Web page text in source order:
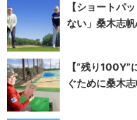
【ショートパ
ない」桑木志
【“残り
ぐために桑木